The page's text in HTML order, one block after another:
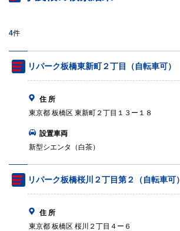
4件
リパーク板橋東新町２丁目（自転車可）
住 所
東京都 板橋区 東新町２丁目１３ー１８
設置車両
新型シエンタ（白茶）
リパーク板橋桜川２丁目第２（自転車可）
住 所
東京都 板橋区 桜川２丁目４ー６